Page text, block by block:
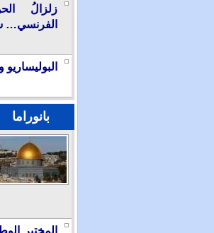
زلزالُ
الفرنسي…
بانوراما
المختبر